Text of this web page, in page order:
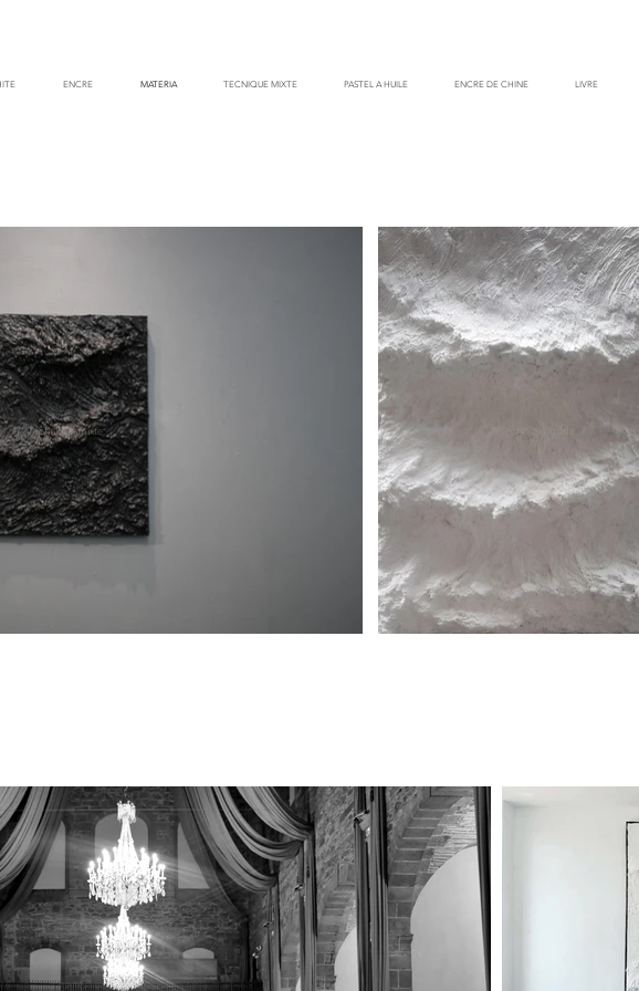
ENCRE MATERIA TECNIQUE MIXTE PASTEL A HUILE ENCRE DE CHINE LIVRE
"/" Technique mixte "/" Technique mixte